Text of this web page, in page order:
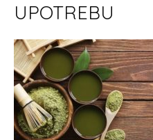
UPOTREBU